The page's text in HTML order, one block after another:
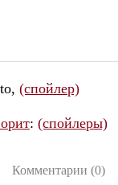
(спойлер)
: (спойлеры)
Комментарии (0)